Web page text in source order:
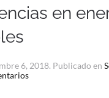
en
6, 2018. Publicado en
en